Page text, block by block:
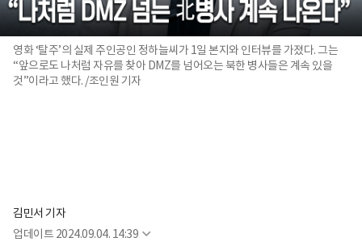
영화 ‘탈주’의 실제 주인공인 정하늘씨가 1일 본지와 인터뷰를 가졌다. 그는
“앞으로도 나처럼 자유를 찾아 DMZ를 넘어오는 북한 병사들은 계속 있을
것”이라고 했다. /조인원 기자
김민서 기자
업데이트 2024.09.04. 14:39